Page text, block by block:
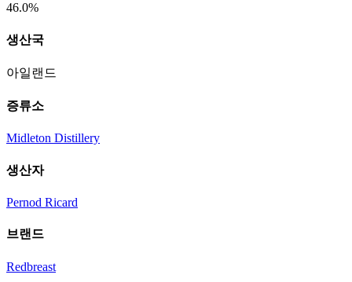
46.0%
생산국
아일랜드
증류소
Midleton Distillery
생산자
Pernod Ricard
브랜드
Redbreast